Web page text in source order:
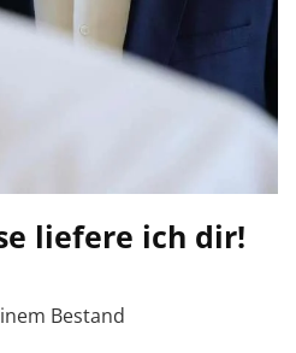
liefere ich dir!
Bestand